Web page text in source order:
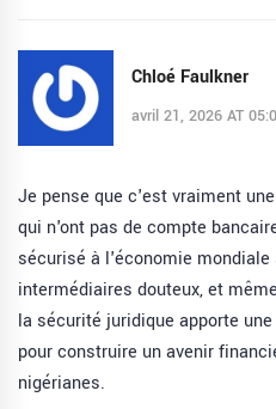
Chloé Faulkner
avril 21, 2026 AT
Je pense que c'est vraiment
qui n'ont pas de compte
sécurisé à l'économie
intermédiaires douteux, et
la sécurité juridique apporte
pour construire un avenir
nigérianes.